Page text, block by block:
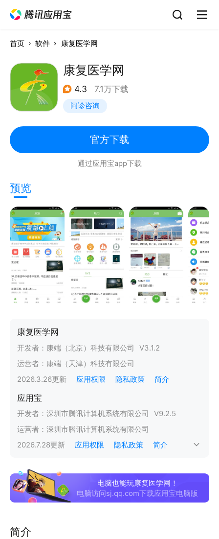
首页 软件 康复医学网
康复医学网
4.3 7.1万下载
问诊咨询
官方下载
通过应用宝app下载
预览
康复医学网
开发者： 康端（北京）科技有限公司 V3.1.2
运营者： 康端（天津）科技有限公司
2026.3.26更新 应用权限 隐私政策 简介
应用宝
开发者： 深圳市腾讯计算机系统有限公司 V9.2.5
运营者： 深圳市腾讯计算机系统有限公司
2026.7.28更新 应用权限 隐私政策 简介
电脑也能玩康复医学网！
电脑访问sj.qq.com下载应用宝电脑版
简介